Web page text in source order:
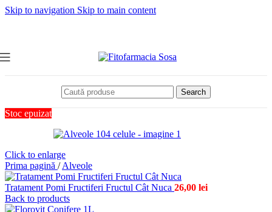
Skip to navigation Skip to main content
Search
Stoc epuizat
Click to enlarge
Prima pagină / Alveole
Tratament Pomi Fructiferi Fructul Cât Nuca 26,00 lei
Back to products